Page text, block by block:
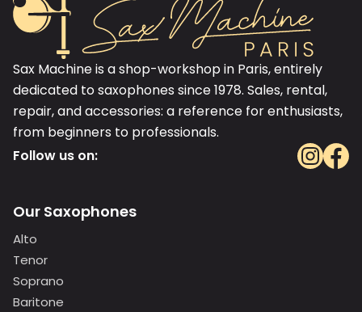
Sax Machine is a shop-workshop in Paris, entirely
dedicated to saxophones since 1978. Sales, rental,
repair, and accessories: a reference for enthusiasts,
from beginners to professionals.
Follow us on:
Our Saxophones
Alto
Tenor
Soprano
Baritone